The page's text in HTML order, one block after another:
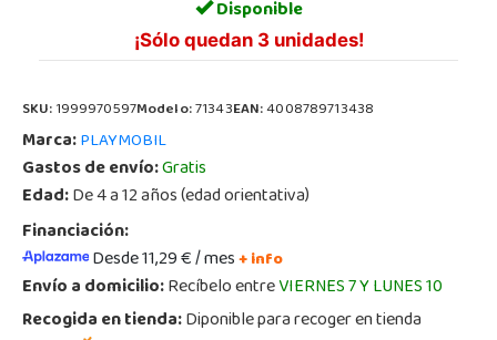
Disponible
¡Sólo quedan 3 unidades!
SKU:1999970597Modelo:71343EAN:4008789713438
Marca:PLAYMOBIL
Gastos de envío:Gratis
Edad:De 4 a 12 años (edad orientativa)
Financiación:
Desde 11,29 € / mes+ info
Envío a domicilio:Recíbelo entreVIERNES 7 Y LUNES 10
Recogida en tienda:Diponible para recoger en tienda